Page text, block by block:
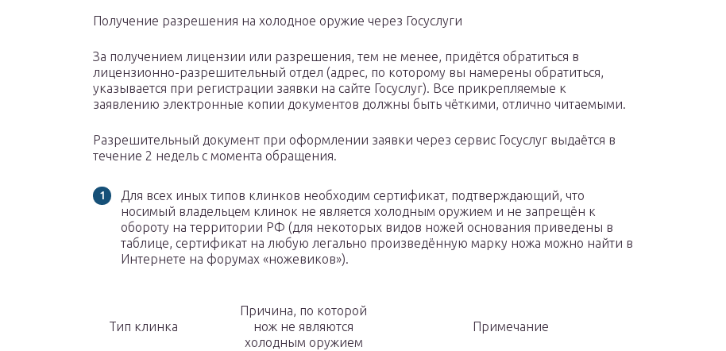
Получение разрешения на холодное оружие через Госуслуги
За получением лицензии или разрешения, тем не менее, придётся обратиться в
лицензионно-разрешительный отдел (адрес, по которому вы намерены обратиться,
указывается при регистрации заявки на сайте Госуслуг). Все прикрепляемые к
заявлению электронные копии документов должны быть чёткими, отлично читаемыми.
Разрешительный документ при оформлении заявки через сервис Госуслуг выдаётся в
течение 2 недель с момента обращения.
Для всех иных типов клинков необходим сертификат, подтверждающий, что
носимый владельцем клинок не является холодным оружием и не запрещён к
обороту на территории РФ (для некоторых видов ножей основания приведены в
таблице, сертификат на любую легально произведённую марку ножа можно найти в
Интернете на форумах «ножевиков»).
Тип клинка
Причина, по которой
нож не являются
холодным оружием
Примечание